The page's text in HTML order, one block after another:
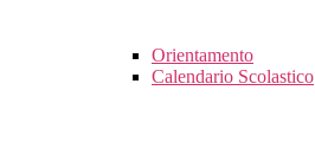
Orientamento
Calendario Scolastico